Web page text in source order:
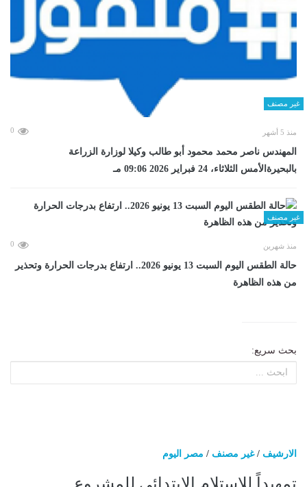
غير مصنف
منذ 5 أشهر 0
المهندس ناصر محمد محمود أبو طالب وكيلا لوزارة الزراعة
بالبحيرةالأمس الثلاثاء، 24 فبراير 2026 09:06 مـ
غير مصنف
منذ شهرين 0
حالة الطقس اليوم السبت 13 يونيو 2026.. ارتفاع بدرجات الحرارة وتحذير
من هذه الظاهرة
بحث سريع:
الارشيف /غير مصنف / مصر اليوم